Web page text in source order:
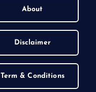
About
Disclaimer
Term & Conditions